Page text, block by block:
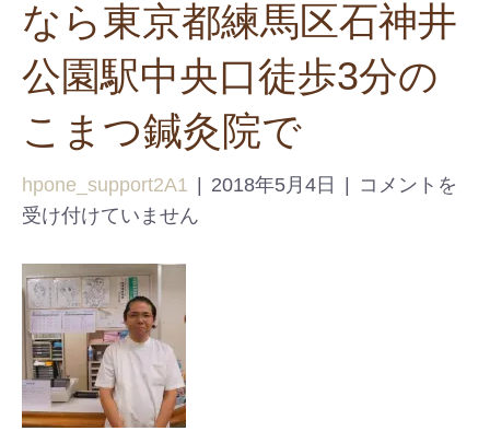
なら東京都練馬区石神井
公園駅中央口徒歩3分の
こまつ鍼灸院で
hpone_support2A1 2018年5月4日
コメントを
受け付けていません